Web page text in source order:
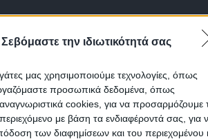
Σεβόμαστε την ιδιωτικότητά σας
μας χρησιμοποιούμε τεχνολογίες, όπως
προσωπικά δεδομένα, όπως
αναγνωριστικά cookies, για να προσαρμόζουμε
περιεχόμενο με βάση τα ενδιαφέροντά σας, για
των διαφημίσεων και του περιεχομένου
Κλειδιά & Κλειδαριές
Εγκαταστάσεις